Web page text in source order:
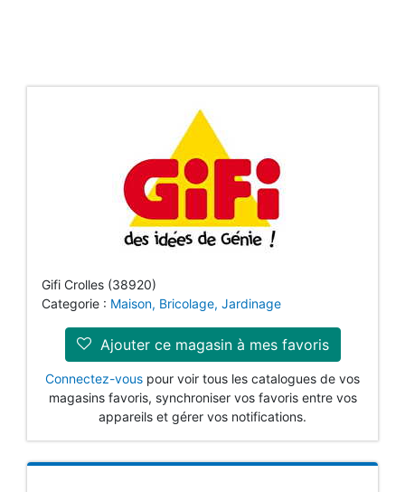
Gifi Crolles (38920)
Categorie : Maison, Bricolage, Jardinage
Ajouter ce magasin à mes favoris
Connectez-vous pour voir tous les catalogues de vos
magasins favoris, synchroniser vos favoris entre vos
appareils et gérer vos notifications.